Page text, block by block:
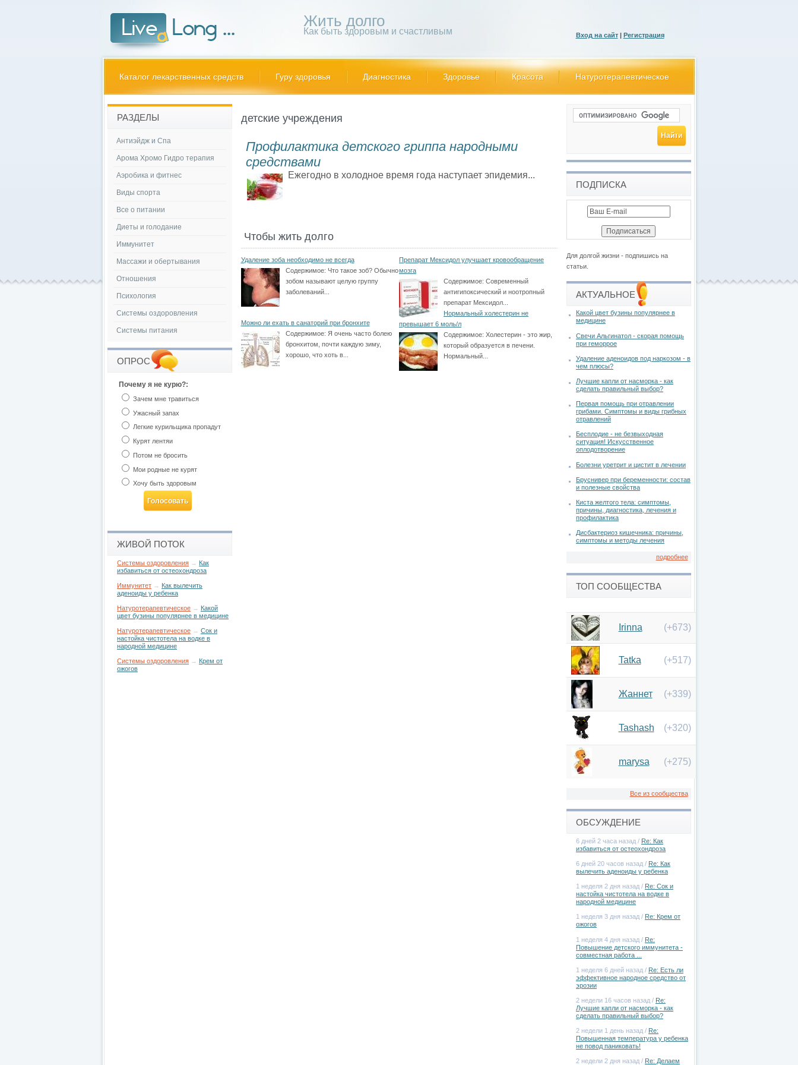
Жить долго
Как быть здоровым и счастливым Вход на сайт | Регистрация
Каталог лекарственных средств Гуру здоровья Диагностика Здоровье Красота Натуротерапевтическое
детские учреждения
Профилактика детского гриппа народными
средствами
Ежегодно в холодное время года наступает эпидемия...
Чтобы жить долго
Удаление зоба необходимо не всегда
Содержимое: Что такое зоб? Обычно
зобом называют целую группу
заболеваний...
Препарат Мексидол улучшает кровообращение
мозга
Содержимое: Современный
антигипоксический и ноотропный
препарат Мексидол...
Можно ли ехать в санаторий при бронхите
Содержимое: Я очень часто болею
бронхитом, почти каждую зиму,
хорошо, что хоть в...
Нормальный холестерин не
превышает 6 моль/л
Содержимое: Холестерин - это жир,
который образуется в печени.
Нормальный...
РАЗДЕЛЫ
Антиэйдж и Спа
Арома Хромо Гидро терапия
Аэробика и фитнес
Виды спорта
Все о питании
Диеты и голодание
Иммунитет
Массажи и обертывания
Отношения
Психология
Системы оздоровления
Системы питания
ОПРОС
Почему я не курю?:
Зачем мне травиться
Ужасный запах
Легкие курильщика пропадут
Курят лентяи
Потом не бросить
Мои родные не курят
Хочу быть здоровым
ЖИВОЙ ПОТОК
Системы оздоровления → Как
избавиться от остеохондроза
Иммунитет → Как вылечить
аденоиды у ребенка
Натуротерапевтическое → Какой
цвет бузины популярнее в медицине
Натуротерапевтическое → Сок и
настойка чистотела на водке в
народной медицине
Системы оздоровления → Крем от
ожогов
ПОДПИСКА
Для долгой жизни - подпишись на
статьи.
АКТУАЛЬНОЕ
Какой цвет бузины популярнее в
медицине
Свечи Альгинатол - скорая помощь
при геморрое
Удаление аденоидов под наркозом - в
чем плюсы?
Лучшие капли от насморка - как
сделать правильный выбор?
Первая помощь при отравлении
грибами. Симптомы и виды грибных
отравлений
Бесплодие - не безвыходная
ситуация! Искусственное
оплодотворение
Болезни уретрит и цистит в лечении
Бруснивер при беременности: состав
и полезные свойства
Киста желтого тела: симптомы,
причины, диагностика, лечения и
профилактика
Дисбактериоз кишечника: причины,
симптомы и методы лечения
подробнее
ТОП СООБЩЕСТВА
Irinna (+673)
Tatka (+517)
Жаннет (+339)
Tashash (+320)
marysa (+275)
Все из сообщества
ОБСУЖДЕНИЕ
6 дней 2 часа назад / Re: Как
избавиться от остеохондроза
6 дней 20 часов назад / Re: Как
вылечить аденоиды у ребенка
1 неделя 2 дня назад / Re: Сок и
настойка чистотела на водке в
народной медицине
1 неделя 3 дня назад / Re: Крем от
ожогов
1 неделя 4 дня назад / Re:
Повышение детского иммунитета -
совместная работа ...
1 неделя 6 дней назад / Re: Есть ли
эффективное народное средство от
эрозии
2 недели 16 часов назад / Re:
Лучшие капли от насморка - как
сделать правильный выбор?
2 недели 1 день назад / Re:
Повышенная температура у ребенка
не повод паниковать!
2 недели 2 дня назад / Re: Делаем